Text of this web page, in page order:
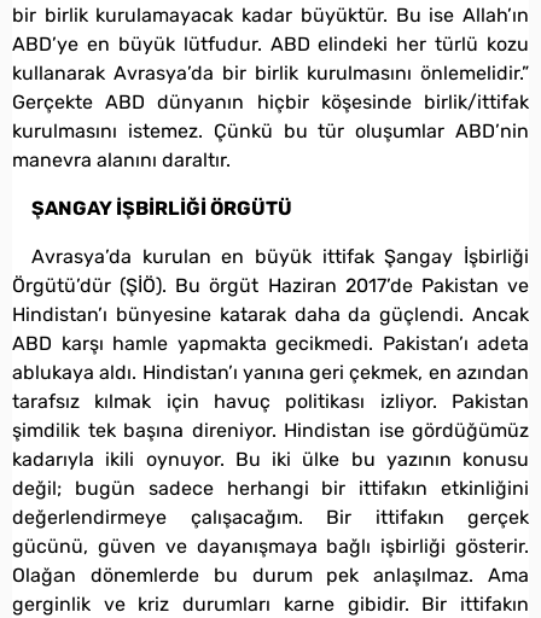
bir birlik kurulamayacak kadar büyüktür. Bu ise Allah’ın
ABD’ye en büyük lütfudur. ABD elindeki her türlü kozu
kullanarak Avrasya’da bir birlik kurulmasını önlemelidir.”
Gerçekte ABD dünyanın hiçbir köşesinde birlik/ittifak
kurulmasını istemez. Çünkü bu tür oluşumlar ABD’nin
manevra alanını daraltır.
ŞANGAY İŞBİRLİĞİ ÖRGÜTÜ
Avrasya’da kurulan en büyük ittifak Şangay İşbirliği
Örgütü’dür (ŞİÖ). Bu örgüt Haziran 2017’de Pakistan ve
Hindistan’ı bünyesine katarak daha da güçlendi. Ancak
ABD karşı hamle yapmakta gecikmedi. Pakistan’ı adeta
ablukaya aldı. Hindistan’ı yanına geri çekmek, en azından
tarafsız kılmak için havuç politikası izliyor. Pakistan
şimdilik tek başına direniyor. Hindistan ise gördüğümüz
kadarıyla ikili oynuyor. Bu iki ülke bu yazının konusu
değil; bugün sadece herhangi bir ittifakın etkinliğini
değerlendirmeye çalışacağım. Bir ittifakın gerçek
gücünü, güven ve dayanışmaya bağlı işbirliği gösterir.
Olağan dönemlerde bu durum pek anlaşılmaz. Ama
gerginlik ve kriz durumları karne gibidir. Bir ittifakın